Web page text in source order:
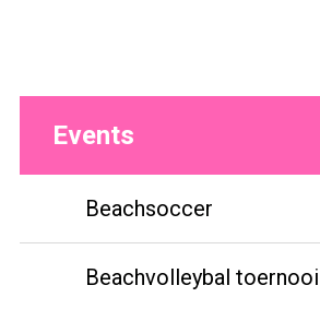
Events
Beachsoccer
Beachvolleybal toernooi